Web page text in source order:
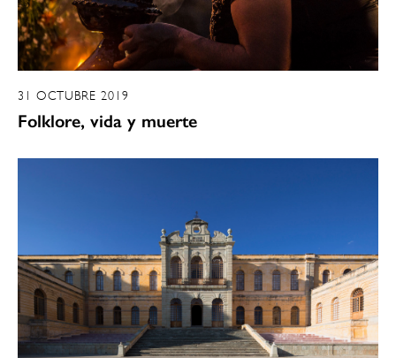
31 OCTUBRE 2019
Folklore, vida y muerte